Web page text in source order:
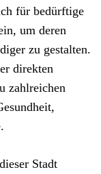
für bedürftige
um deren
zu gestalten.
direkten
zahlreichen
Stadt